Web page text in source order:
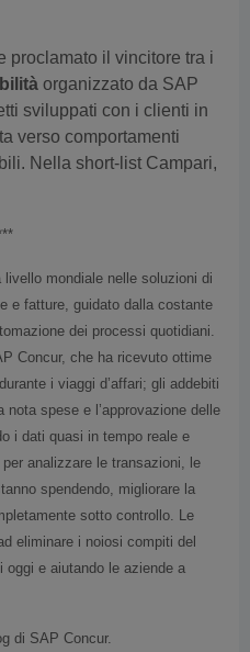
proclamato il vincitore tra i
organizzato da SAP
sviluppati con i clienti in
verso comportamenti
Nella short-list Campari,
mondiale nelle soluzioni di
e fatture, guidato dalla costante
dei processi quotidiani.
Concur, che ha ricevuto ottime
i viaggi d’affari; gli addebiti
spese e l’approvazione delle
i dati quasi in tempo reale e
analizzare le transazioni, le
spendendo, migliorare la
sotto controllo. Le
eliminare i noiosi compiti del
e aiutando le aziende a
di SAP Concur.